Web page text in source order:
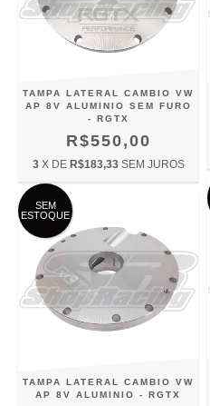
TAMPA LATERAL CAMBIO VW
AP 8V ALUMINIO SEM FURO
- RGTX
R$550,00
3 X DE R$183,33 SEM JUROS
SEM
ESTOQUE
TAMPA LATERAL CAMBIO VW
AP 8V ALUMINIO - RGTX